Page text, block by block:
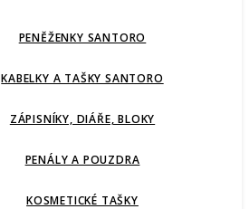
PENĚŽENKY SANTORO
KABELKY A TAŠKY SANTORO
ZÁPISNÍKY, DIÁŘE, BLOKY
PENÁLY A POUZDRA
KOSMETICKÉ TAŠKY